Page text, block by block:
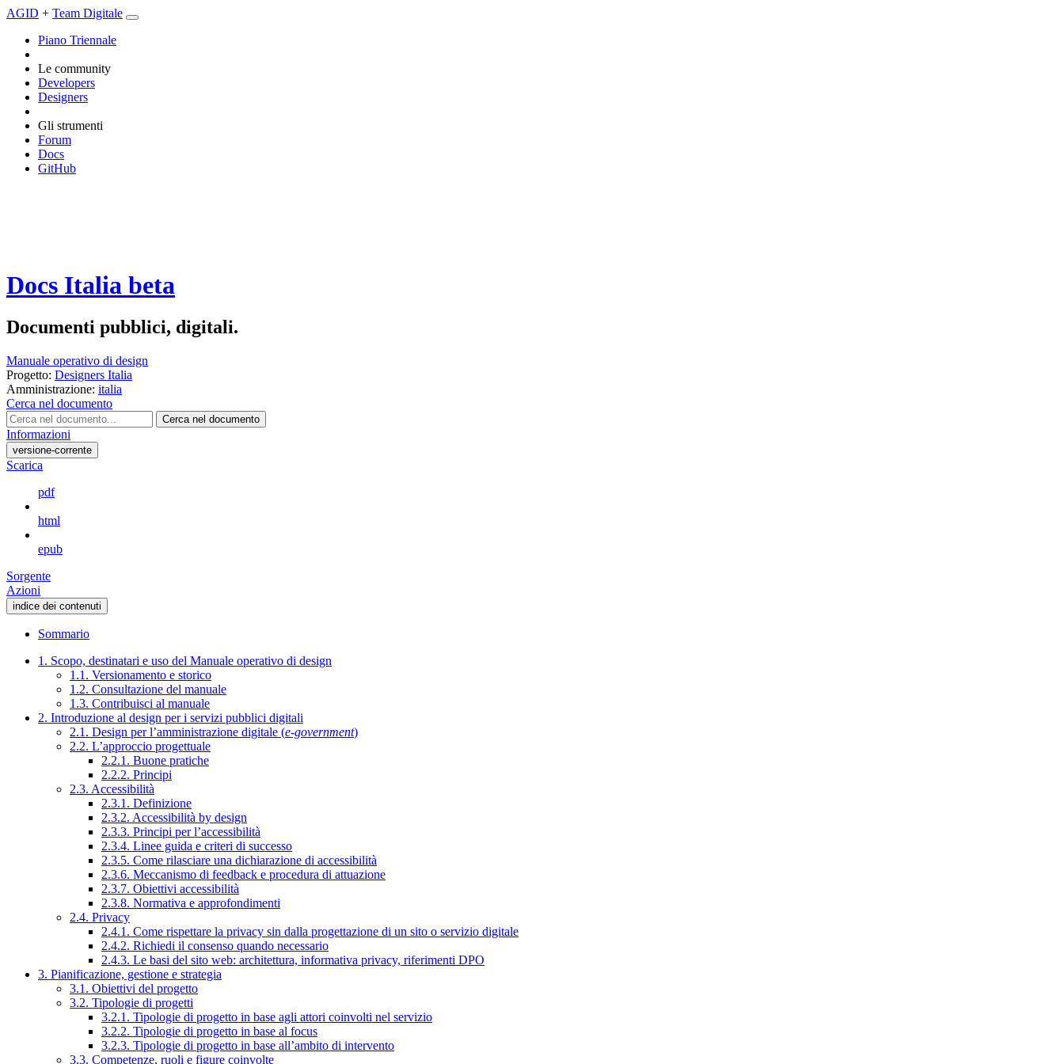
AGID + Team Digitale
Piano Triennale
Le community
Developers
Designers
Gli strumenti
Forum
Docs
GitHub
Docs Italia beta
Documenti pubblici, digitali.
Manuale operativo di design
Progetto: Designers Italia
Amministrazione: italia
Cerca nel documento
Cerca nel documento
Informazioni
versione-corrente
Scarica
pdf
html
epub
Sorgente
Azioni
indice dei contenuti
Sommario
1. Scopo, destinatari e uso del Manuale operativo di design
1.1. Versionamento e storico
1.2. Consultazione del manuale
1.3. Contribuisci al manuale
2. Introduzione al design per i servizi pubblici digitali
2.1. Design per l’amministrazione digitale (e-government)
2.2. L’approccio progettuale
2.2.1. Buone pratiche
2.2.2. Principi
2.3. Accessibilità
2.3.1. Definizione
2.3.2. Accessibilità by design
2.3.3. Principi per l’accessibilità
2.3.4. Linee guida e criteri di successo
2.3.5. Come rilasciare una dichiarazione di accessibilità
2.3.6. Meccanismo di feedback e procedura di attuazione
2.3.7. Obiettivi accessibilità
2.3.8. Normativa e approfondimenti
2.4. Privacy
2.4.1. Come rispettare la privacy sin dalla progettazione di un sito o servizio digitale
2.4.2. Richiedi il consenso quando necessario
2.4.3. Le basi del sito web: architettura, informativa privacy, riferimenti DPO
3. Pianificazione, gestione e strategia
3.1. Obiettivi del progetto
3.2. Tipologie di progetti
3.2.1. Tipologie di progetto in base agli attori coinvolti nel servizio
3.2.2. Tipologie di progetto in base al focus
3.2.3. Tipologie di progetto in base all’ambito di intervento
3.3. Competenze, ruoli e figure coinvolte